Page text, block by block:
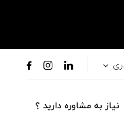
نیاز به مشاوره دارید ؟